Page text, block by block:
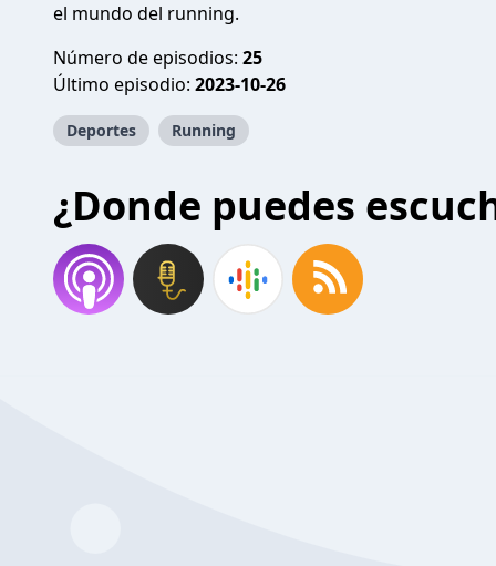
el mundo del running.
Número de episodios: 25
Último episodio: 2023-10-26
Deportes Running
¿Donde puedes